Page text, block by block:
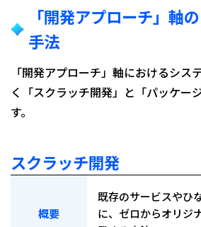
「開発アプローチ」軸
手法
「開発アプローチ」軸におけるシス
く「スクラッチ開発」と「パッケー
す。
スクラッチ開発
概要
既存のサービスやひ
に、ゼロからオリジ